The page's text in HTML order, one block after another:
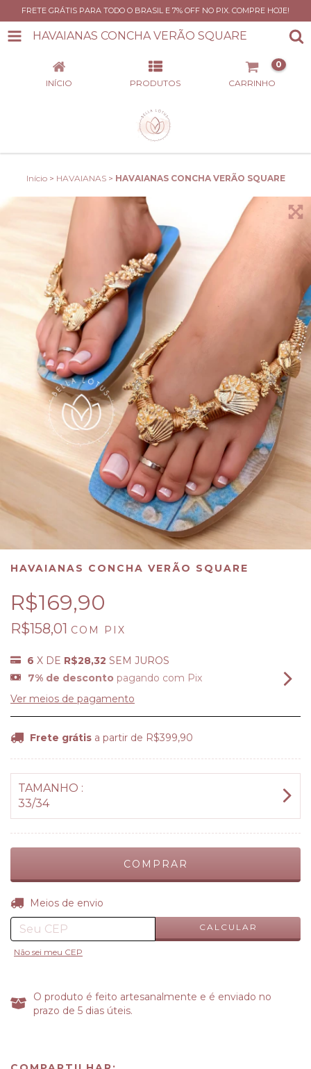
FRETE GRÁTIS PARA TODO O BRASIL E 7% OFF NO PIX. COMPRE HOJE!
HAVAIANAS CONCHA VERÃO SQUARE
INÍCIO PRODUTOS CARRINHO
0
Início > HAVAIANAS > HAVAIANAS CONCHA VERÃO SQUARE
HAVAIANAS CONCHA VERÃO SQUARE
R$169,90
R$158,01 COM PIX
6 X DE R$28,32 SEM JUROS
7% de desconto pagando com Pix
Ver meios de pagamento
Frete grátis a partir de R$399,90
TAMANHO :
33/34
Entregas para o CEP:
Meios de envio
CALCULAR
Não sei meu CEP
O produto é feito artesanalmente e é enviado no
prazo de 5 dias úteis.